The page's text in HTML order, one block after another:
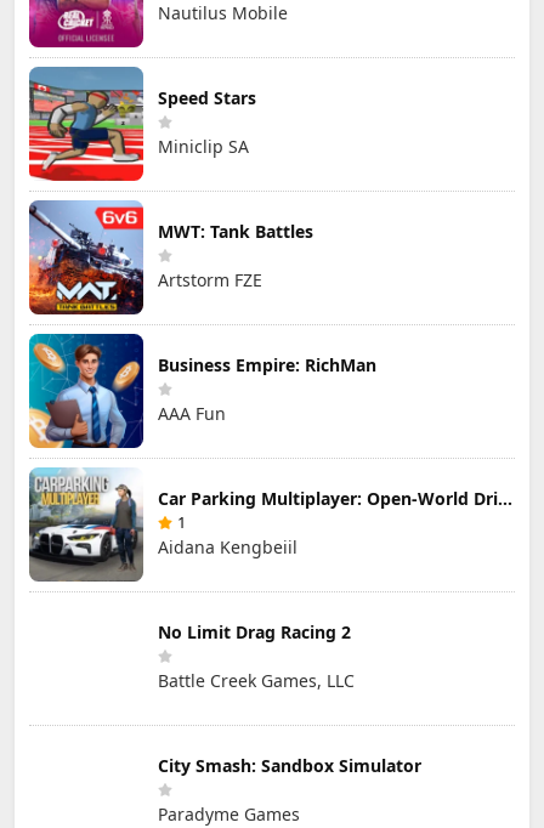
Nautilus Mobile
Speed Stars
Miniclip SA
MWT: Tank Battles
Artstorm FZE
Business Empire: RichMan
AAA Fun
Car Parking Multiplayer: Open-World Driving Tuning Simulator
1
Aidana Kengbeiil
No Limit Drag Racing 2
Battle Creek Games, LLC
City Smash: Sandbox Simulator
Paradyme Games